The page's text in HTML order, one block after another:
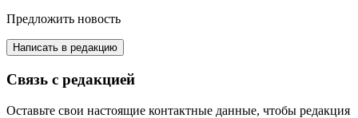
Предложить новость
Написать в редакцию
Связь с редакцией
Оставьте свои настоящие контактные данные, чтобы редакция